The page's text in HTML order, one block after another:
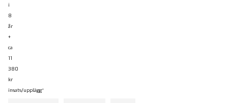
i
8
år
+
ca
11
380
kr
insats/upplägg*